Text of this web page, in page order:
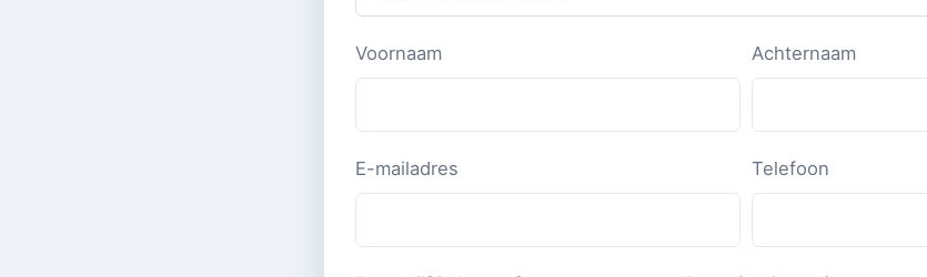
Voornaam Achternaam
E-mailadres Telefoon